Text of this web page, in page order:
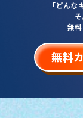
「どんな
無
無料